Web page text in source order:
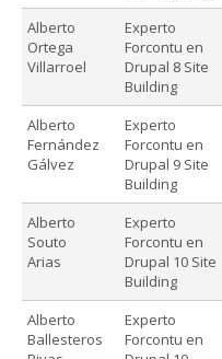
Alberto
Ortega
Villarroel
Experto
Forcontu en
Drupal 8 Site
Building
Alberto
Fernández
Gálvez
Experto
Forcontu en
Drupal 9 Site
Building
Alberto
Souto
Arias
Experto
Forcontu en
Drupal 10 Site
Building
Alberto
Ballesteros
Experto
Forcontu en